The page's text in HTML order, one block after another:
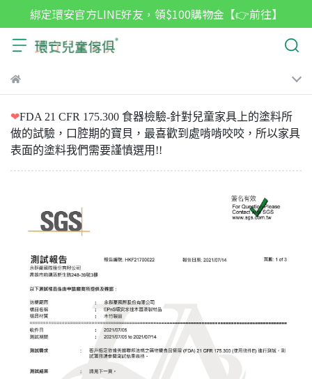
綁定環安官方LINE好友，領$100購物金【👉前往】
❤FDA 21 CFR 175.300 食器檢驗-針對兒童家具上的塗料所
做的試驗，口腔期的寶貝，最喜歡到處啃啃咬咬，所以家具
表面的塗料我們需要謹慎選用!!